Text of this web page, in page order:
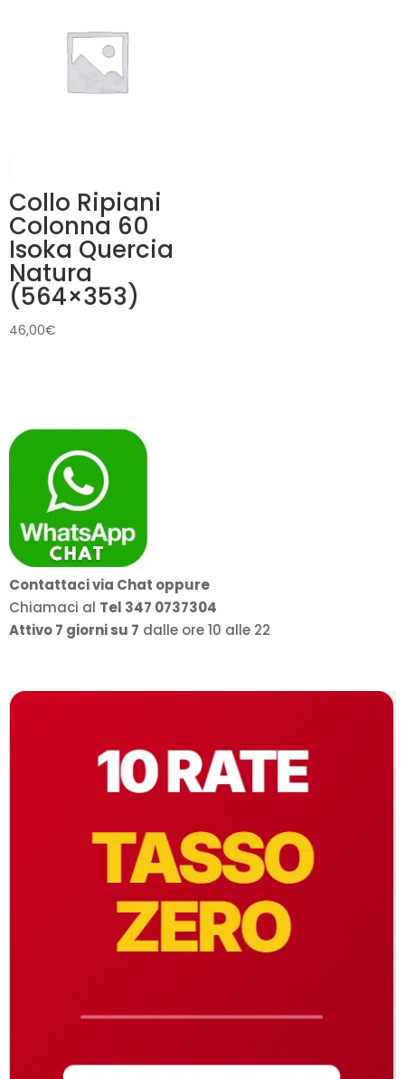
Collo Ripiani
Colonna 60
Isoka Quercia
Natura
(564×353)
46,00€
Contattaci via Chat oppure
Chiamaci al Tel 347 0737304
Attivo 7 giorni su 7 dalle ore 10 alle 22